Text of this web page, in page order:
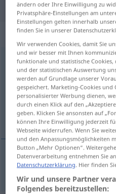
Übersetzung
„einarbeiten“
einarbeiten <sich>
Übersicht aller
(Für mehr Details die
innarbeide seg
innarbeide(seg)
ändern oder Ihre Einwilligung zu
Privatsphäre-Einstellungen am
Einstellungen gelten innerhalb
finden Sie in unserer
Wir verwenden Cookies, damit Sie
und wir besser mit Ihnen
funktionale und statistische
und der statistischen Auswertung
werden auf Grundlage unserer
gespeichert. Marketing-Cookies und
personalisierter Werbung dienen,
durch einen Klick auf den
geben. Klicken Sie ansonsten auf
können Ihre Einwilligung jederzeit
Webseite widerrufen. Wenn Sie
und den Anpassungsmöglichkeiten
Button „Mehr Optionen“.
Datenverarbeitung entnehmen Sie
Datenschutzerklärung. Hier finden
Wir und unsere Partner
Folgendes bereitzustellen: